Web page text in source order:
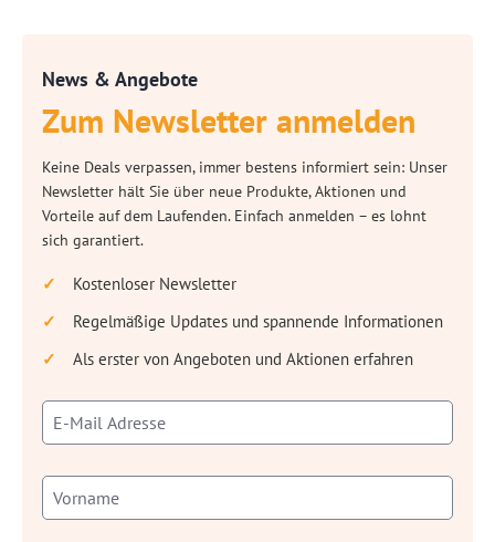
News & Angebote
Zum Newsletter anmelden
Keine Deals verpassen, immer bestens informiert sein: Unser
Newsletter hält Sie über neue Produkte, Aktionen und
Vorteile auf dem Laufenden. Einfach anmelden – es lohnt
sich garantiert.
Kostenloser Newsletter
Regelmäßige Updates und spannende Informationen
Als erster von Angeboten und Aktionen erfahren